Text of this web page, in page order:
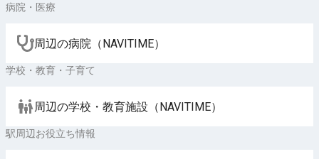
病院・医療
周辺の病院（NAVITIME）
学校・教育・子育て
周辺の学校・教育施設（NAVITIME）
駅周辺お役立ち情報